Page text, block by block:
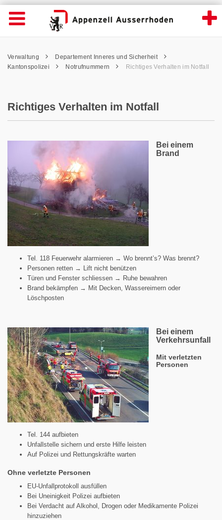
Richtiges Verhalten im Notfall - Appenzell
Wichtige
Seiten
Home
Inhalt
Kontakt
Navigation öffnen
Inhalt
Pfadnavigation
Verwaltung
Departement Inneres und Sicherheit
Kantonspolizei
Notrufnummern Richtiges Verhalten im Notfall
Richtiges Verhalten im Notfall
Bei einem
Brand
Tel. 118 Feuerwehr alarmieren → Wo brennt’s? Was brennt?
Personen retten → Lift nicht benützen
Türen und Fenster schliessen → Ruhe bewahren
Brand bekämpfen → Mit Decken, Wassereimern oder
Löschposten
Bei einem
Verkehrsunfall
Mit verletzten
Personen
Tel. 144 aufbieten
Unfallstelle sichern und erste Hilfe leisten
Auf Polizei und Rettungskräfte warten
Ohne verletzte Personen
EU-Unfallprotokoll ausfüllen
Bei Uneinigkeit Polizei aufbieten
Bei Verdacht auf Alkohol, Drogen oder Medikamente Polizei
hinzuziehen